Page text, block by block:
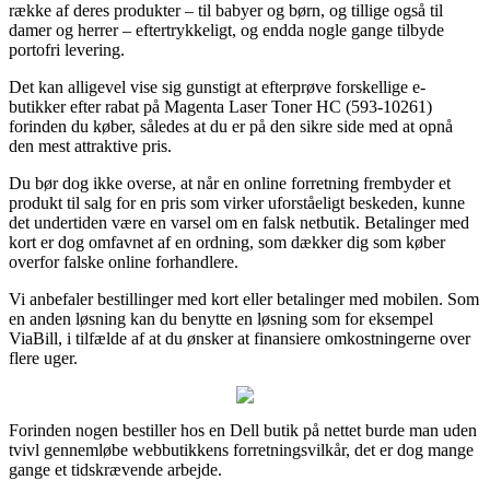
række af deres produkter – til babyer og børn, og tillige også til
damer og herrer – eftertrykkeligt, og endda nogle gange tilbyde
portofri levering.
Det kan alligevel vise sig gunstigt at efterprøve forskellige e-
butikker efter rabat på Magenta Laser Toner HC (593-10261)
forinden du køber, således at du er på den sikre side med at opnå
den mest attraktive pris.
Du bør dog ikke overse, at når en online forretning frembyder et
produkt til salg for en pris som virker uforståeligt beskeden, kunne
det undertiden være en varsel om en falsk netbutik. Betalinger med
kort er dog omfavnet af en ordning, som dækker dig som køber
overfor falske online forhandlere.
Vi anbefaler bestillinger med kort eller betalinger med mobilen. Som
en anden løsning kan du benytte en løsning som for eksempel
ViaBill, i tilfælde af at du ønsker at finansiere omkostningerne over
flere uger.
Forinden nogen bestiller hos en Dell butik på nettet burde man uden
tvivl gennemløbe webbutikkens forretningsvilkår, det er dog mange
gange et tidskrævende arbejde.